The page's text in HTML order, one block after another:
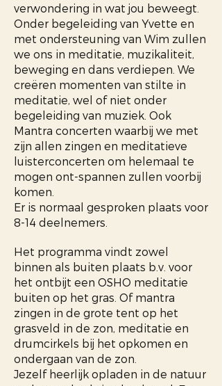
verwondering in wat jou beweegt.
Onder begeleiding van Yvette en
met ondersteuning van Wim zullen
we ons in meditatie, muzikaliteit,
beweging en dans verdiepen. We
creëren momenten van stilte in
meditatie, wel of niet onder
begeleiding van muziek. Ook
Mantra concerten waarbij we met
zijn allen zingen en meditatieve
luisterconcerten om helemaal te
mogen ont-spannen zullen voorbij
komen.
Er is normaal gesproken plaats voor
8-14 deelnemers.
Het programma vindt zowel
binnen als buiten plaats b.v. voor
het ontbijt een OSHO meditatie
buiten op het gras. Of mantra
zingen in de grote tent op het
grasveld in de zon, meditatie en
drumcirkels bij het opkomen en
ondergaan van de zon.
Jezelf heerlijk opladen in de natuur